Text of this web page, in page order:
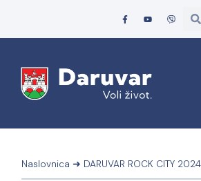
Naslovnica ➜ DARUVAR ROCK CITY